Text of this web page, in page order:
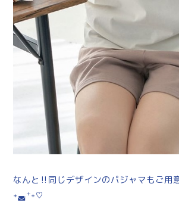
なんと‼︎同じデザインのパジャマもご用
˖◛⁺˖♡